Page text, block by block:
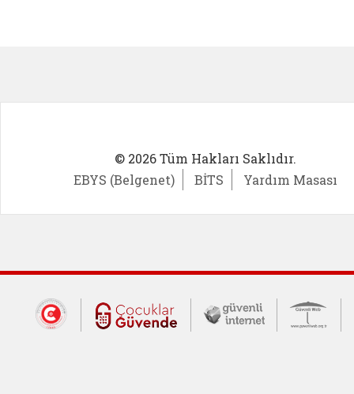
© 2026 Tüm Hakları Saklıdır.
EBYS (Belgenet)
BİTS Yardım Masası
Dış Bağlantılar
Cumhurbaşkanlığı İletişim Merkezi
Çocuklar Güvende (yeni
Güvenli